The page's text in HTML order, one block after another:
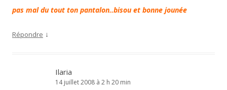
pas mal du tout ton pantalon..bisou et bonne jounée
Répondre ↓
Ilaria
14 juillet 2008 à 2 h 20 min